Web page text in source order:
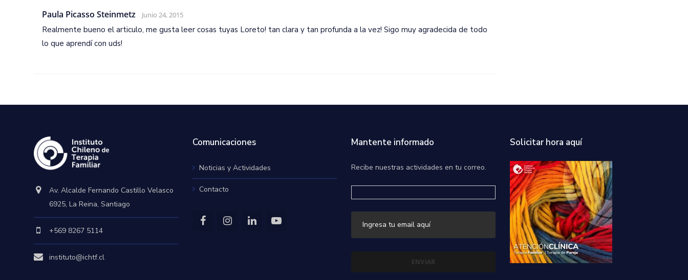
Paula Picasso Steinmetz Junio 24, 2015
Realmente bueno el articulo, me gusta leer cosas tuyas Loreto! tan clara y tan profunda a la vez! Sigo muy agradecida de todo
lo que aprendí con uds!
Av. Alcalde Fernando Castillo Velasco
6925, La Reina, Santiago
+569 8267 5114
instituto@ichtf.cl
Comunicaciones
Noticias y Actividades
Contacto
Mantente informado
Recibe nuestras actividades en tu correo.
Solicitar hora aquí